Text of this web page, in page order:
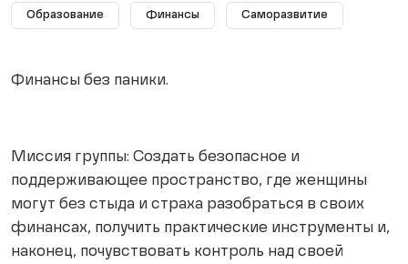
Образование Финансы Саморазвитие
Финансы без паники.
Миссия группы: Создать безопасное и
поддерживающее пространство, где женщины
могут без стыда и страха разобраться в своих
финансах, получить практические инструменты и,
наконец, почувствовать контроль над своей